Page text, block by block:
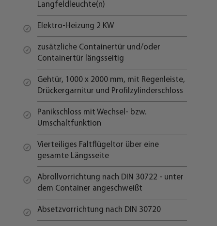
Langfeldleuchte(n)
Elektro-Heizung 2 KW
zusätzliche Containertür und/oder
Containertür längsseitig
Gehtür, 1000 x 2000 mm, mit Regenleiste,
Drückergarnitur und Profilzylinderschloss
Panikschloss mit Wechsel- bzw.
Umschaltfunktion
Vierteiliges Faltflügeltor über eine
gesamte Längsseite
Abrollvorrichtung nach DIN 30722 - unter
dem Container angeschweißt
Absetzvorrichtung nach DIN 30720